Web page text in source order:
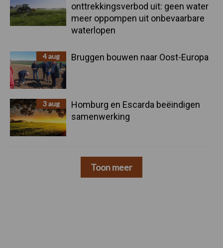
onttrekkingsverbod uit: geen water
meer oppompen uit onbevaarbare
waterlopen
4 aug Bruggen bouwen naar Oost-Europa
3 aug
Homburg en Escarda beëindigen
samenwerking
Toon meer